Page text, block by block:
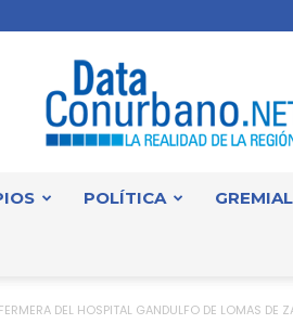
POLÍTICA
DEL HOSPITAL GANDULFO DE LOMAS DE